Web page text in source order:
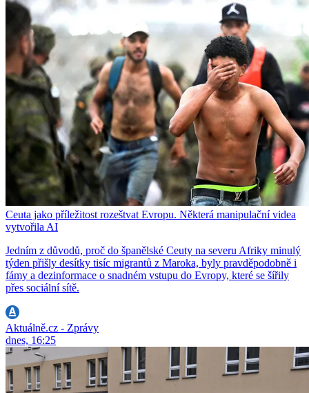
Ceuta jako příležitost rozeštvat Evropu. Některá manipulační videa
vytvořila AI
Jedním z důvodů, proč do španělské Ceuty na severu Afriky minulý
týden přišly desítky tisíc migrantů z Maroka, byly pravděpodobně i
fámy a dezinformace o snadném vstupu do Evropy, které se šířily
přes sociální sítě.
Aktuálně.cz - Zprávy
dnes, 16:25